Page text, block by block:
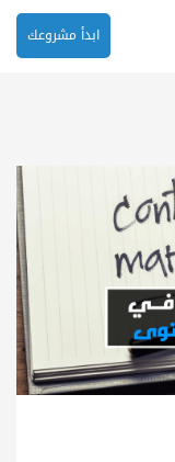
ابدأ مشروعك